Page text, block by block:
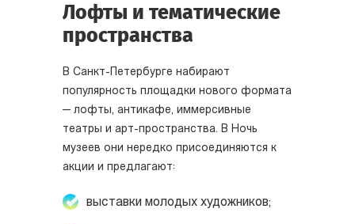
Лофты и тематические
пространства
В Санкт-Петербурге набирают
популярность площадки нового формата
— лофты, антикафе, иммерсивные
театры и арт-пространства. В Ночь
музеев они нередко присоединяются к
акции и предлагают:
выставки молодых художников;